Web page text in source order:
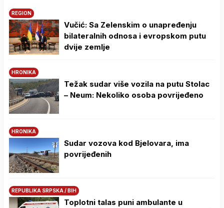
REGION
Vučić: Sa Zelenskim o unapređenju
bilateralnih odnosa i evropskom putu
dvije zemlje
HRONIKA
Težak sudar više vozila na putu Stolac
– Neum: Nekoliko osoba povrijeđeno
HRONIKA
Sudar vozova kod Bjelovara, ima
povrijeđenih
REPUBLIKA SRPSKA / BIH
Toplotni talas puni ambulante u